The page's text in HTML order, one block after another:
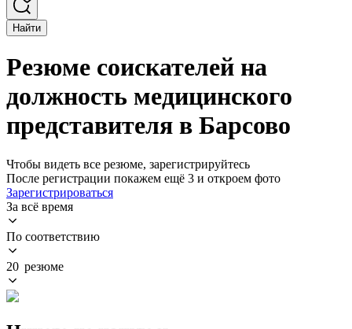
Найти
Резюме соискателей на
должность медицинского
представителя в Барсово
Чтобы видеть все резюме, зарегистрируйтесь
После регистрации покажем ещё 3 и откроем фото
Зарегистрироваться
За всё время
По соответствию
20 резюме